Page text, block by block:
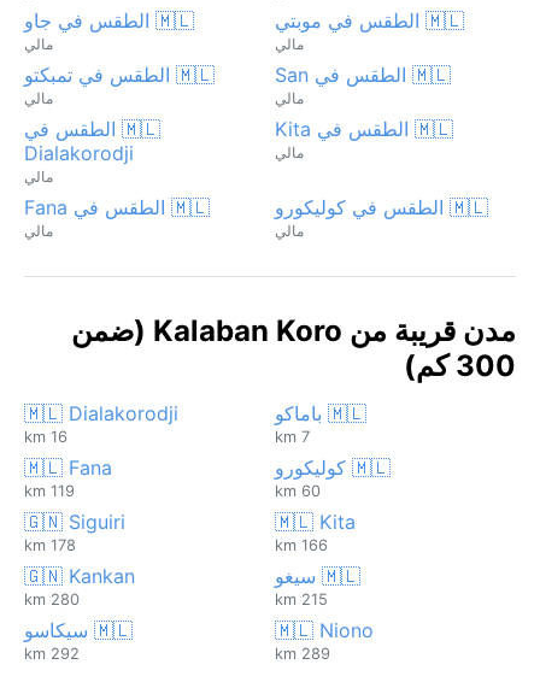
🇲🇱 الطقس في موبتي
مالي
🇲🇱 الطقس في جاو
مالي
🇲🇱 الطقس في San
مالي
🇲🇱 الطقس في تمبكتو
مالي
🇲🇱 الطقس في Kita
مالي
🇲🇱 الطقس في
Dialakorodji
مالي
🇲🇱 الطقس في كوليكورو
مالي
🇲🇱 الطقس في Fana
مالي
مدن قريبة من Kalaban Koro (ضمن
300 كم)
🇲🇱 باماكو
7 km
🇲🇱 Dialakorodji
16 km
🇲🇱 كوليكورو
60 km
🇲🇱 Fana
119 km
🇲🇱 Kita
166 km
🇬🇳 Siguiri
178 km
🇲🇱 سيغو
215 km
🇬🇳 Kankan
280 km
🇲🇱 Niono
289 km
🇲🇱 سيكاسو
292 km